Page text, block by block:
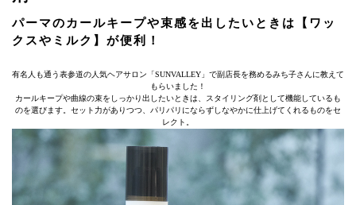
パーマのカールキープや束感を出したいときは【ワッ
クスやミルク】が便利！
有名人も通う表参道の人気ヘアサロン「SUNVALLEY」で副店長を務めるみち子さんに教えて
もらいました！
カールキープや曲線の束をしっかり出したいときは、スタイリング剤として機能しているも
のを選びます。セット力がありつつ、パリパリにならずしなやかに仕上げてくれるものをセ
レクト。